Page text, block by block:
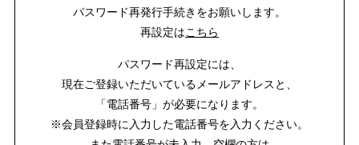
パスワード再発行手続きをお願いします。
再設定はこちら
パスワード再設定には、
現在ご登録いただいているメールアドレスと、
「電話番号」が必要になります。
※会員登録時に入力した電話番号を入力ください。